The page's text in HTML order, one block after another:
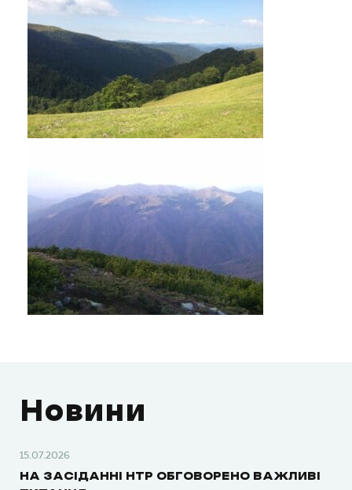
Новини
15.07.2026
НА ЗАСІДАННІ НТР ОБГОВОРЕНО ВАЖЛИВІ